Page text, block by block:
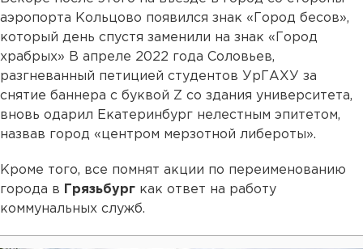
аэропорта Кольцово появился знак «Город бесов»,
который день спустя заменили на знак «Город
храбрых» В апреле 2022 года Соловьев,
разгневанный петицией студентов УрГАХУ за
снятие баннера с буквой Z со здания университета,
вновь одарил Екатеринбург нелестным эпитетом,
назвав город «центром мерзотной либероты».
Кроме того, все помнят акции по переименованию
города в Грязьбург как ответ на работу
коммунальных служб.